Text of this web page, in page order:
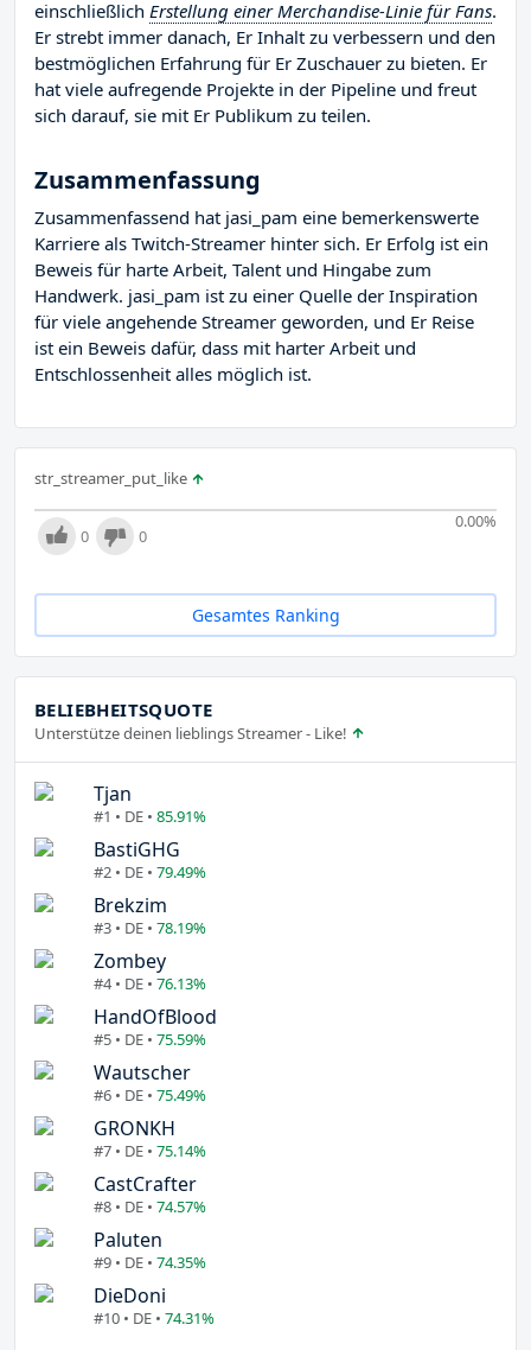
einschließlich Erstellung einer Merchandise-Linie für Fans.
Er strebt immer danach, Er Inhalt zu verbessern und den
bestmöglichen Erfahrung für Er Zuschauer zu bieten. Er
hat viele aufregende Projekte in der Pipeline und freut
sich darauf, sie mit Er Publikum zu teilen.
Zusammenfassung
Zusammenfassend hat jasi_pam eine bemerkenswerte
Karriere als Twitch-Streamer hinter sich. Er Erfolg ist ein
Beweis für harte Arbeit, Talent und Hingabe zum
Handwerk. jasi_pam ist zu einer Quelle der Inspiration
für viele angehende Streamer geworden, und Er Reise
ist ein Beweis dafür, dass mit harter Arbeit und
Entschlossenheit alles möglich ist.
str_streamer_put_like
0.00%
0 0
Gesamtes Ranking
BELIEBHEITSQUOTE
Unterstütze deinen lieblings Streamer - Like!
Tjan
#1 • DE • 85.91%
BastiGHG
#2 • DE • 79.49%
Brekzim
#3 • DE • 78.19%
Zombey
#4 • DE • 76.13%
HandOfBlood
#5 • DE • 75.59%
Wautscher
#6 • DE • 75.49%
GRONKH
#7 • DE • 75.14%
CastCrafter
#8 • DE • 74.57%
Paluten
#9 • DE • 74.35%
DieDoni
#10 • DE • 74.31%